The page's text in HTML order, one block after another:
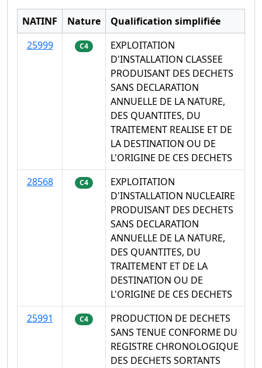
NATINF Nature
Qualification simplifiée
25999
C4
EXPLOITATION
D'INSTALLATION CLASSEE
PRODUISANT DES DECHETS
SANS DECLARATION
ANNUELLE DE LA NATURE,
DES QUANTITES, DU
TRAITEMENT REALISE ET DE
LA DESTINATION OU DE
L'ORIGINE DE CES DECHETS
28568
C4
EXPLOITATION
D'INSTALLATION NUCLEAIRE
PRODUISANT DES DECHETS
SANS DECLARATION
ANNUELLE DE LA NATURE,
DES QUANTITES, DU
TRAITEMENT ET DE LA
DESTINATION OU DE
L'ORIGINE DE CES DECHETS
25991
C4
PRODUCTION DE DECHETS
SANS TENUE CONFORME DU
REGISTRE CHRONOLOGIQUE
DES DECHETS SORTANTS